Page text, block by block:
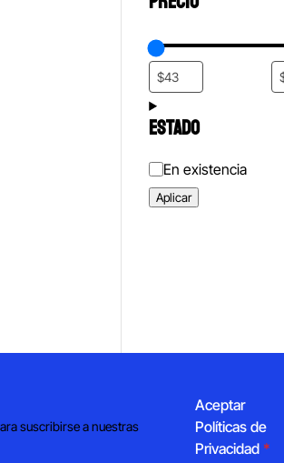
ESTADO
Estado
En existencia
Aplicar
suscribirse a nuestras
Aceptar
Políticas de
Privacidad *